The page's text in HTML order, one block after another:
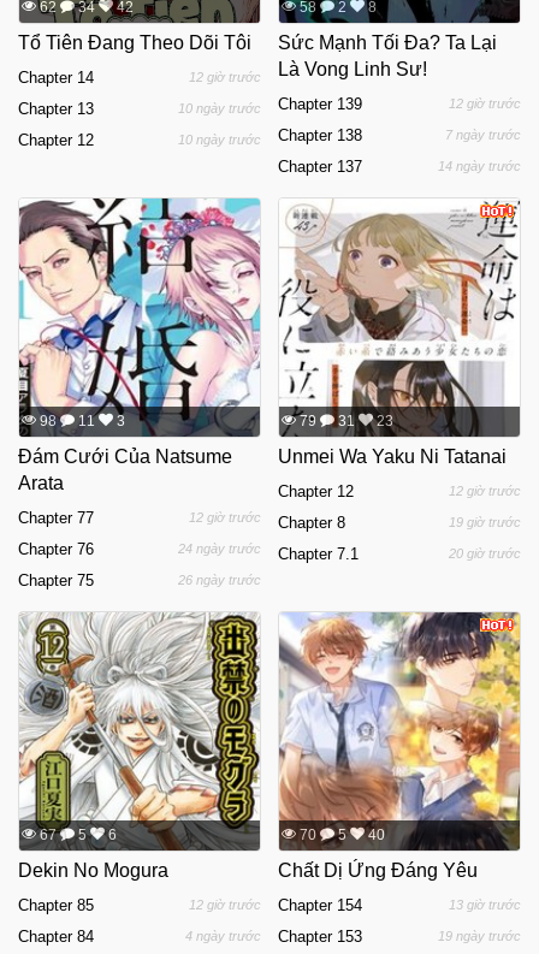
62 34 42
Tổ Tiên Đang Theo Dõi Tôi
Chapter 14 12 giờ trước
Chapter 13 10 ngày trước
Chapter 12 10 ngày trước
58 2 8
Sức Mạnh Tối Đa? Ta Lại
Là Vong Linh Sư!
Chapter 139 12 giờ trước
Chapter 138 7 ngày trước
Chapter 137 14 ngày trước
98 11 3
Đám Cưới Của Natsume
Arata
Chapter 77 12 giờ trước
Chapter 76 24 ngày trước
Chapter 75 26 ngày trước
79 31 23
Unmei Wa Yaku Ni Tatanai
Chapter 12 12 giờ trước
Chapter 8 19 giờ trước
Chapter 7.1 20 giờ trước
67 5 6
Dekin No Mogura
Chapter 85 12 giờ trước
Chapter 84 4 ngày trước
70 5 40
Chất Dị Ứng Đáng Yêu
Chapter 154 13 giờ trước
Chapter 153 19 ngày trước